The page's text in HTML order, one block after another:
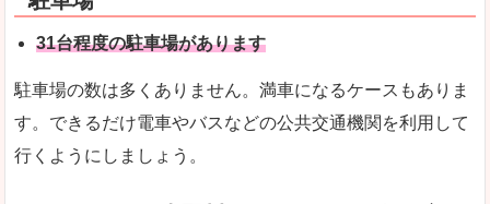
31台程度の駐車場があります
駐車場の数は多くありません。満車になるケースもありま
す。できるだけ電車やバスなどの公共交通機関を利用して
行くようにしましょう。